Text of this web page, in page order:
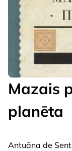
Mazais
planēta
Antuāna de